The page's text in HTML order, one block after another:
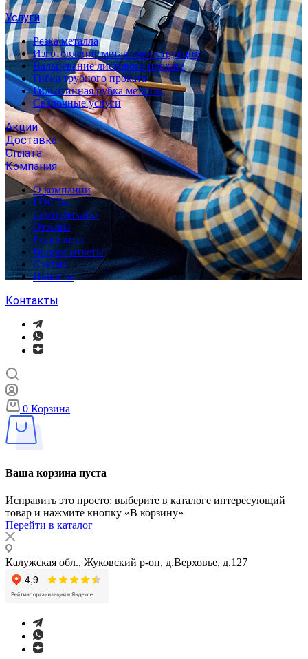
Услуги
Резка металла
Изготовление металлоконструкций
Вальцевание листового проката
Гибка трубного проката
Гильотинная рубка металла
Сварочные услуги
Акции
Доставка
Оплата
Компания
О компании
ГОСТы
Сертификаты
Отзывы
Реквизиты
Вопрос ответы
Статьи
Новости
Контакты
0 Корзина
Ваша корзина пуста
Исправить это просто: выберите в каталоге интересующий
товар и нажмите кнопку «В корзину»
Перейти в каталог
Калужская обл., Жуковский р-он, д.Верховье, д.127